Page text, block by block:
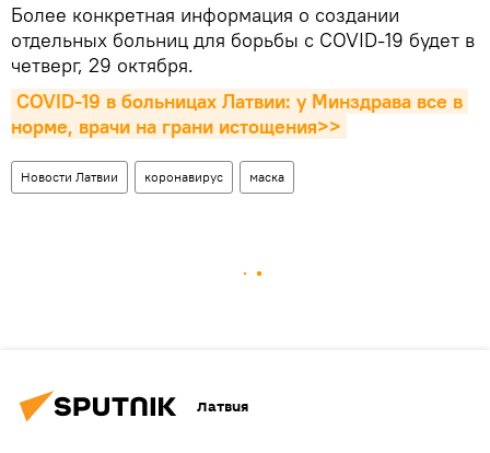
Более конкретная информация о создании
отдельных больниц для борьбы с COVID-19 будет в
четверг, 29 октября.
COVID-19 в больницах Латвии: у Минздрава все в
норме, врачи на грани истощения>>
Новости Латвии коронавирус маска
Латвия